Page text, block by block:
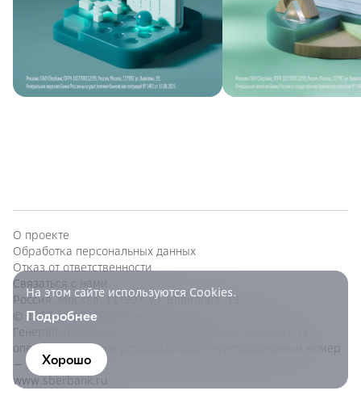
О проекте
Обработка персональных данных
Отказ от ответственности
Связаться с нами
Россия, Москва, 117997, ул. Вавилова, 19
© 1997—ПАО Сбербанк
Генеральная лицензия на осуществление банковских
операций от 11 августа 2015 года. Регистрационный номер
— 1481.
www.sberbank.ru
На этом сайте используются Cookies.
Подробнее
Хорошо